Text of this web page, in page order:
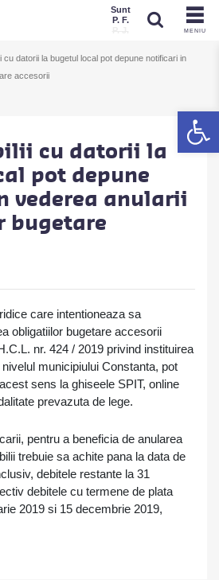
MENIU
Sunt
P. F.
P. J.
cu datorii la bugetul local pot depune notificari in
accesorii
cu datorii la
pot depune
vederea anularii
care intentioneaza sa
obligatiilor bugetare accesorii
nr. 424 / 2019 privind instituirea
municipiului Constanta, pot
sens la ghiseele SPIT, online
prevazuta de lege.
pentru a beneficia de anularea
trebuie sa achite pana la data de
debitele restante la 31
debitele cu termene de plata
2019 si 15 decembrie 2019,